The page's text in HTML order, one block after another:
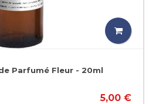
Parfumé Fleur - 20ml
5,00 €